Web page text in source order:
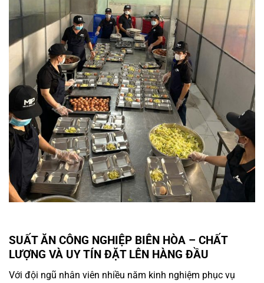
SUẤT ĂN CÔNG NGHIỆP BIÊN HÒA – CHẤT
LƯỢNG VÀ UY TÍN ĐẶT LÊN HÀNG ĐẦU
Với đội ngũ nhân viên nhiều năm kinh nghiệm phục vụ